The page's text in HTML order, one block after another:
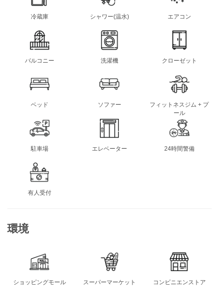
冷蔵庫 シャワー(温水) エアコン
バルコニー 洗濯機 クローゼット
ベッド ソファー
フィットネスジム + プ
ール
駐車場 エレベーター 24時間警備
有人受付
環境
ショッピングモール スーパーマーケット コンビニエンストア